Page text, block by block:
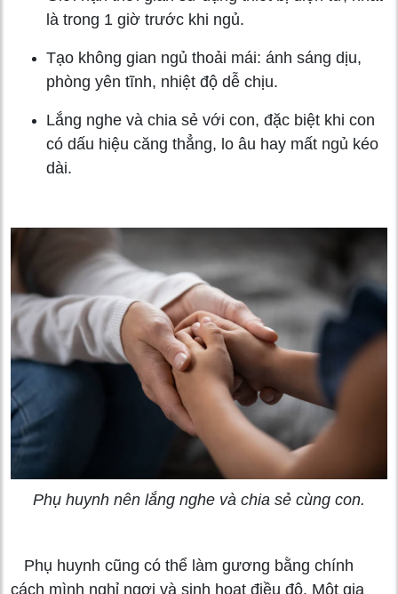
là trong 1 giờ trước khi ngủ.
Tạo không gian ngủ thoải mái: ánh sáng dịu,
phòng yên tĩnh, nhiệt độ dễ chịu.
Lắng nghe và chia sẻ với con, đặc biệt khi con
có dấu hiệu căng thẳng, lo âu hay mất ngủ kéo
dài.
Phụ huynh nên lắng nghe và chia sẻ cùng con.
Phụ huynh cũng có thể làm gương bằng chính
cách mình nghỉ ngơi và sinh hoạt điều độ. Một gia